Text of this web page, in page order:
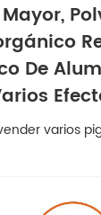
De
varios